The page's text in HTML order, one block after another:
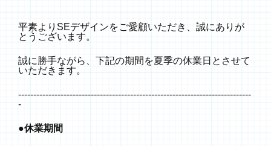
平素よりSEデザインをご愛顧いただき、誠にありが
とうございます。
誠に勝手ながら、下記の期間を夏季の休業日とさせて
いただきます。
-----------------------------------------------------------------------------
-
●休業期間